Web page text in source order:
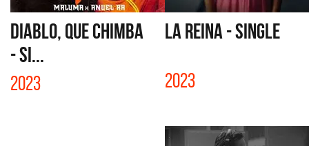
DIABLO, QUE CHIMBA
- SI...
2023
LA REINA - SINGLE
2023